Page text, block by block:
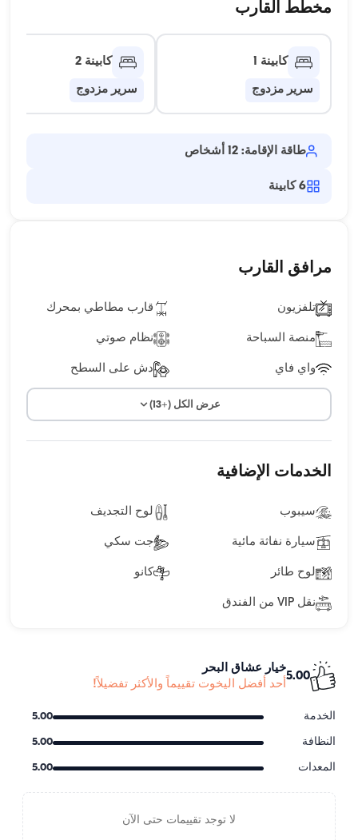
مخطط القارب
كابينة 1
سرير مزدوج
كابينة 2
سرير مزدوج
طاقة الإقامة: 12 أشخاص
6 كابينة
مرافق القارب
تلفزيون قارب مطاطي بمحرك
منصة السباحة نظام صوتي
واي فاي دش على السطح
عرض الكل (+13)
الخدمات الإضافية
سيبوب لوح التجديف
سيارة نفاثة مائية جت سكي
لوح طائر كانو
نقل VIP من الفندق
5.00
خيار عشاق البحر
أحد أفضل اليخوت تقييماً والأكثر تفضيلاً!
الخدمة 5.00
النظافة 5.00
المعدات 5.00
لا توجد تقييمات حتى الآن